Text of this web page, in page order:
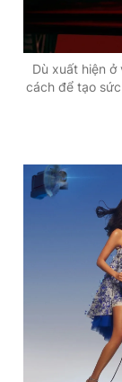
Dù xuất hiện
cách để tạo